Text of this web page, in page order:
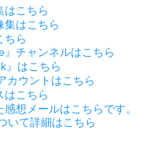
はこちら
集はこちら
ちら
チャンネルはこちら
』はこちら
カウントはこちら
はこちら
想メールはこちらです。
いて詳細はこちら